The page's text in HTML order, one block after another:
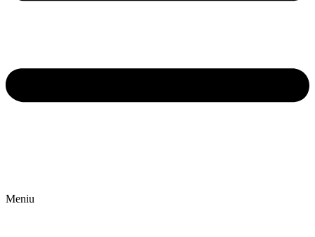
Meniu